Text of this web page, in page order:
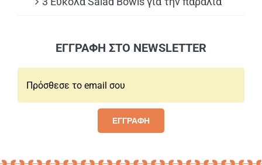
ΕΓΓΡΑΦΗ ΣΤΟ NEWSLETTER
ΕΓΓΡΑΦΗ